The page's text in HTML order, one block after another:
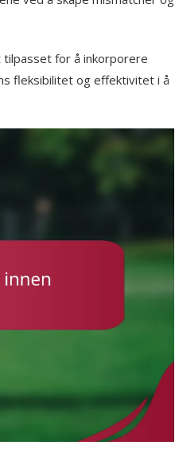
for å inkorporere
fleksibilitet og effektivitet i å